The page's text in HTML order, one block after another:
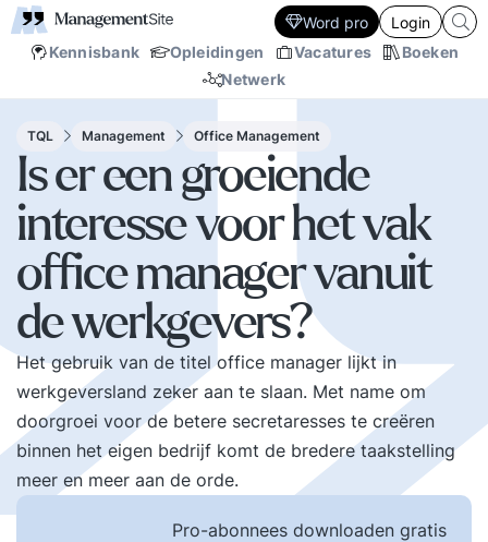
Kennisbank Opleidingen Vacatures
Boeken
Netwerk
Word pro Login
TQL Management Office Management
Is er een groeiende
interesse voor het vak
office manager vanuit
de werkgevers?
Het gebruik van de titel office manager lijkt in
werkgeversland zeker aan te slaan. Met name om
doorgroei voor de betere secretaresses te creëren
binnen het eigen bedrijf komt de bredere taakstelling
meer en meer aan de orde.
Pro-abonnees downloaden gratis